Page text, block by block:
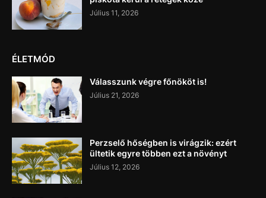
Július 11, 2026
ÉLETMÓD
Válasszunk végre főnököt is!
Július 21, 2026
Perzselő hőségben is virágzik: ezért
ültetik egyre többen ezt a növényt
Július 12, 2026